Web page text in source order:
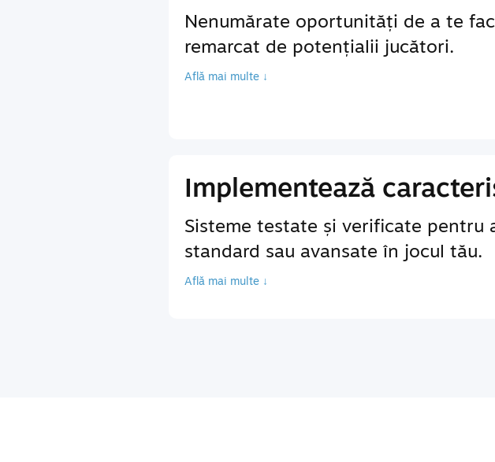
Nenumărate oportunități de a te
remarcat de potențialii jucători.
Află mai multe ↓
Implementează
Sisteme testate și verificate
standard sau avansate în jocul tău.
Află mai multe ↓